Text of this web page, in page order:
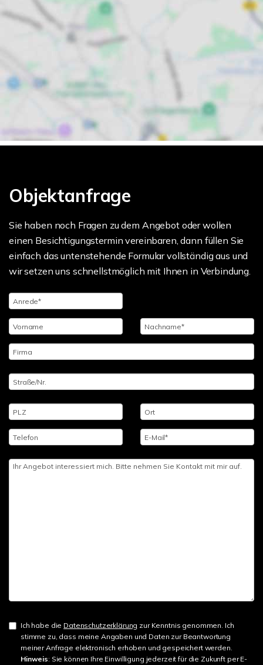
Objektanfrage
Sie haben noch Fragen zu dem Angebot oder wollen
einen Besichtigungstermin vereinbaren, dann füllen Sie
einfach das untenstehende Formular vollständig aus und
wir setzen uns schnellstmöglich mit Ihnen in Verbindung.
Ich habe die Datenschutzerklärung zur Kenntnis genommen. Ich
stimme zu, dass meine Angaben und Daten zur Beantwortung
meiner Anfrage elektronisch erhoben und gespeichert werden.
Hinweis: Sie können Ihre Einwilligung jederzeit für die Zukunft per E-